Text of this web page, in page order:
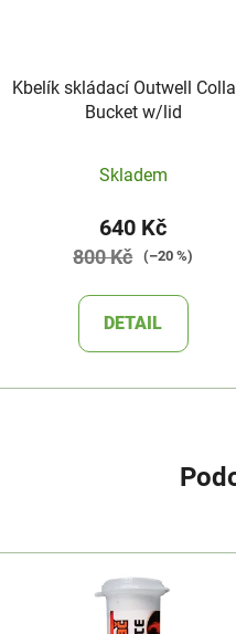
Kbelík skládací Outwell
Bucket w/lid
Skladem
640 Kč
800 Kč (–20 %)
DETAIL